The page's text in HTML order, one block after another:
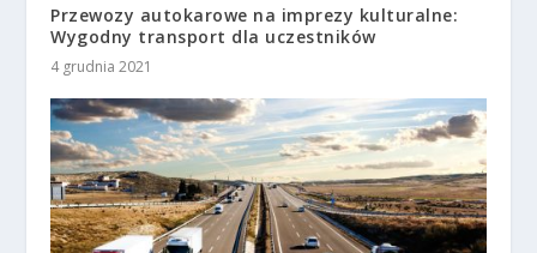
Przewozy autokarowe na imprezy kulturalne:
Wygodny transport dla uczestników
4 grudnia 2021